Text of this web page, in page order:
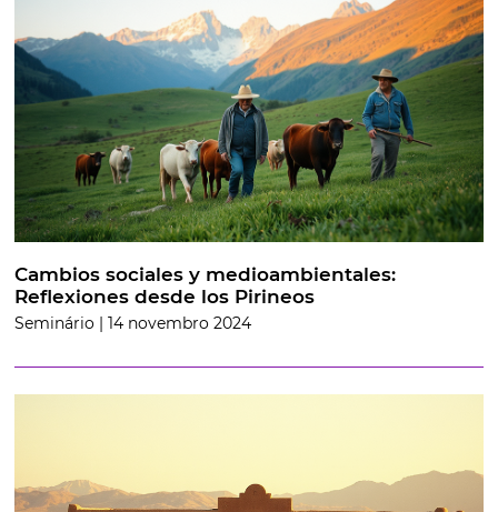
Cambios sociales y medioambientales:
Reflexiones desde los Pirineos
Seminário | 14 novembro 2024